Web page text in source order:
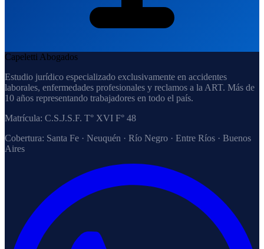
Capeletti Abogados
Estudio jurídico especializado exclusivamente en accidentes
laborales, enfermedades profesionales y reclamos a la ART. Más de
10 años representando trabajadores en todo el país.
Matrícula: C.S.J.S.F. T° XVI F° 48
Cobertura: Santa Fe · Neuquén · Río Negro · Entre Ríos · Buenos
Aires